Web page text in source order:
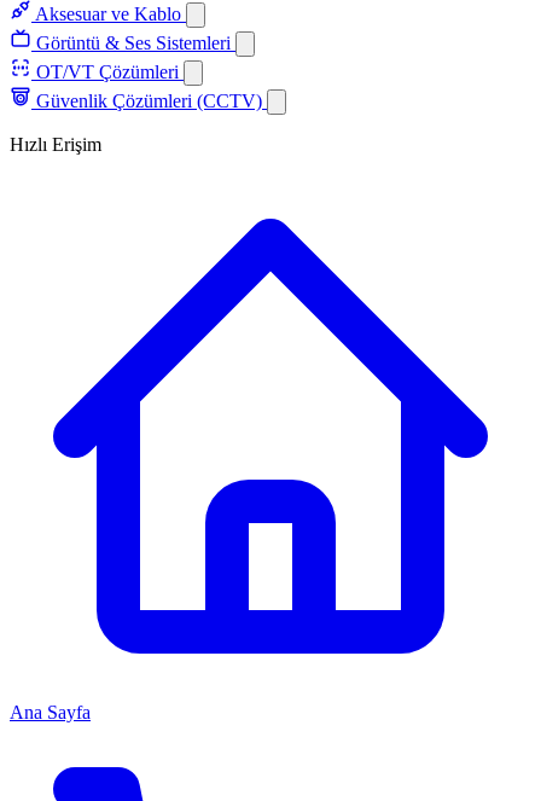
Aksesuar ve Kablo
Görüntü & Ses Sistemleri
OT/VT Çözümleri
Güvenlik Çözümleri (CCTV)
Hızlı Erişim
Ana Sayfa